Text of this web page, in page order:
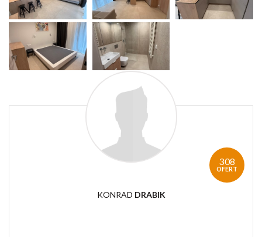
308
OFERT
KONRAD DRABIK